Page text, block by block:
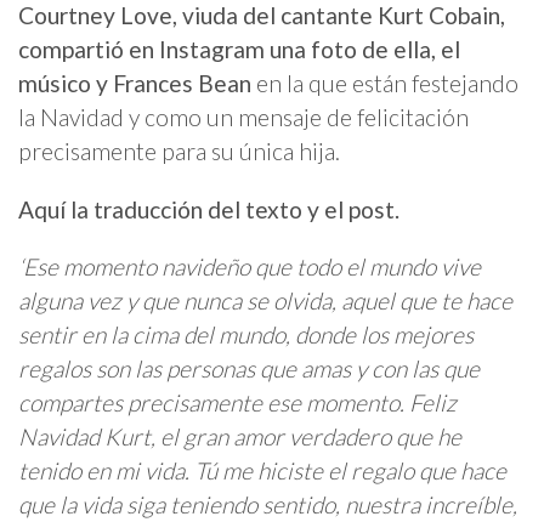
Courtney Love, viuda del cantante Kurt Cobain,
compartió en Instagram una foto de ella, el
músico y Frances Bean en la que están festejando
la Navidad y como un mensaje de felicitación
precisamente para su única hija.
Aquí la traducción del texto y el post.
‘Ese momento navideño que todo el mundo vive
alguna vez y que nunca se olvida, aquel que te hace
sentir en la cima del mundo, donde los mejores
regalos son las personas que amas y con las que
compartes precisamente ese momento. Feliz
Navidad Kurt, el gran amor verdadero que he
tenido en mi vida. Tú me hiciste el regalo que hace
que la vida siga teniendo sentido, nuestra increíble,